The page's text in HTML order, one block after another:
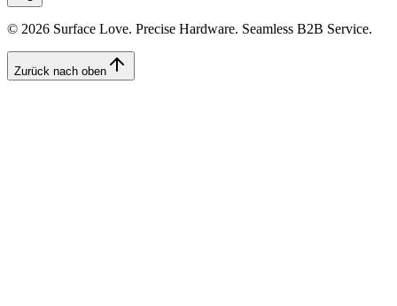
© 2026 Surface Love. Precise Hardware. Seamless B2B Service.
Zurück nach oben